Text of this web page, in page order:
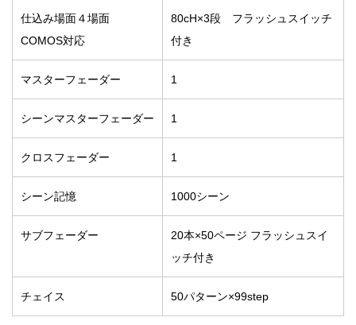
仕込み場面４場面
COMOS対応
80cH×3段 フラッシュスイッチ
付き
マスターフェーダー 1
シーンマスターフェーダー 1
クロスフェーダー 1
シーン記憶 1000シーン
サブフェーダー
20本×50ページ フラッシュスイ
ッチ付き
チェイス 50パターン×99step